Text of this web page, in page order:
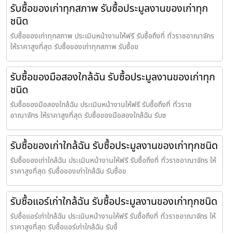
รับซื้อของเก่าทุกสภาพ รับซื้อประมูลงานของเก่าทุก
ชนิด
รับซื้อของเก่าทุกสภาพ ประเมินหน้างานให้ฟรี รับซื้อถึงที่ ทั่วราชอาณาจักร
ให้ราคาสูงที่สุด รับซื้อของเก่าทุกสภาพ รับซื้อข
รับซื้อของมือสองใกล้ฉัน รับซื้อประมูลงานของเก่าทุก
ชนิด
รับซื้อของมือสองใกล้ฉัน ประเมินหน้างานให้ฟรี รับซื้อถึงที่ ทั่วราช
อาณาจักร ให้ราคาสูงที่สุด รับซื้อของมือสองใกล้ฉัน รับซ
รับซื้อของเก่าใกล้ฉัน รับซื้อประมูลงานของเก่าทุกชนิด
รับซื้อของเก่าใกล้ฉัน ประเมินหน้างานให้ฟรี รับซื้อถึงที่ ทั่วราชอาณาจักร ให้
ราคาสูงที่สุด รับซื้อของเก่าใกล้ฉัน รับซื้อข
รับซื้อแอร์เก่าใกล้ฉัน รับซื้อประมูลงานของเก่าทุกชนิด
รับซื้อแอร์เก่าใกล้ฉัน ประเมินหน้างานให้ฟรี รับซื้อถึงที่ ทั่วราชอาณาจักร ให้
ราคาสูงที่สุด รับซื้อแอร์เก่าใกล้ฉัน รับซื้